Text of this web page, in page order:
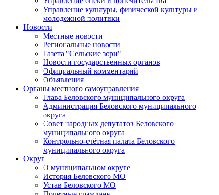
Управление культуры, физической культуры и
молодежной политики
Новости
Местные новости
Региональные новости
Газета "Сельские зори"
Новости государственных органов
Официальный комментарий
Объявления
Органы местного самоуправления
Глава Беловского муниципального округа
Администрация Беловского муниципального
округа
Совет народных депутатов Беловского
муниципального округа
Контрольно-счётная палата Беловского
муниципального округа
Округ
О муниципальном округе
История Беловского МО
Устав Беловского МО